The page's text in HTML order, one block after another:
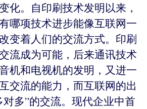
化。自印刷技术发明以来，
哪项技术进步能像互联网一
变着人们的交流方式。印刷
流成为可能，后来通讯技术
机和电视机的发明，又进一
交流的能力，而互联网的出
多”的交流。现代企业中首